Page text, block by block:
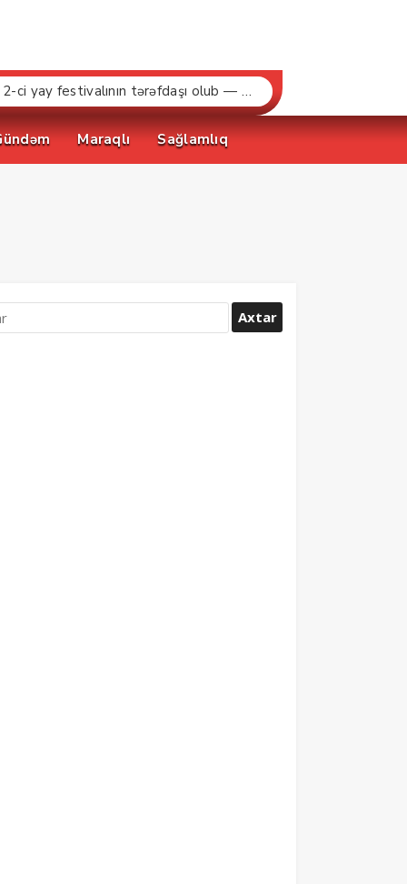
“Bakcell» və Gənclər Fondu «İnnovasiya və Süni İntellekt» üzrə təqaüd proqramının qalibləri ilə görüş keçirib
Maraqlı Sağlamlıq